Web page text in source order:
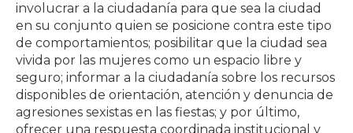
involucrar a la ciudadanía para que sea la ciudad
en su conjunto quien se posicione contra este tipo
de comportamientos; posibilitar que la ciudad sea
vivida por las mujeres como un espacio libre y
seguro; informar a la ciudadanía sobre los recursos
disponibles de orientación, atención y denuncia de
agresiones sexistas en las fiestas; y por último,
ofrecer una respuesta coordinada institucional y